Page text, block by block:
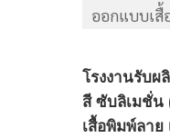
ออกแบบเสื้
โรงงานรับผ
สี ซับลิเมชั่น
เสื้อพิมพ์ลาย